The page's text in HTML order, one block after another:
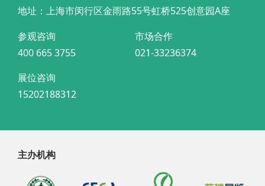
地址：上海市闵行区金雨路55号虹桥525创意园A座
参观咨询
400 665 3755
市场合作
021-33236374
展位咨询
15202188312
主办机构